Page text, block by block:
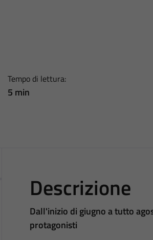
Tempo di lettura:
5 min
Descrizione
Dall'inizio di giugno a tutto
protagonisti